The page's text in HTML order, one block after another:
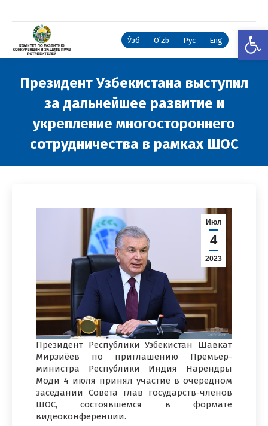
Ўзб Oʻzb Рус Eng
Президент Узбекистана выступил
за дальнейшее развитие и
укрепление многостороннего
сотрудничества в рамках ШОС
Июл
4
2023
Президент Республики Узбекистан Шавкат
Мирзиёев по приглашению Премьер-
министра Республики Индия Нарендры
Моди 4 июля принял участие в очередном
заседании Совета глав государств-членов
ШОС, состоявшемся в формате
видеоконференции.